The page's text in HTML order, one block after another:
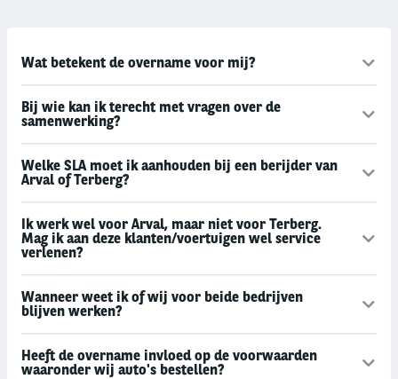
Wat betekent de overname voor mij?
Bij wie kan ik terecht met vragen over de
samenwerking?
Welke SLA moet ik aanhouden bij een berijder van
Arval of Terberg?
Ik werk wel voor Arval, maar niet voor Terberg.
Mag ik aan deze klanten/voertuigen wel service
verlenen?
Wanneer weet ik of wij voor beide bedrijven
blijven werken?
Heeft de overname invloed op de voorwaarden
waaronder wij auto's bestellen?